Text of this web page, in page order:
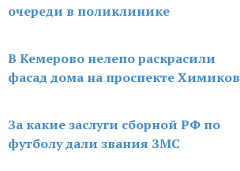
очереди в поликлинике
В Кемерово нелепо раскрасили
фасад дома на проспекте Химиков
За какие заслуги сборной РФ по
футболу дали звания ЗМС